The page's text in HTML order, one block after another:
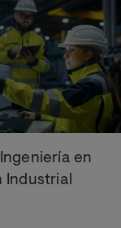
en
Industrial